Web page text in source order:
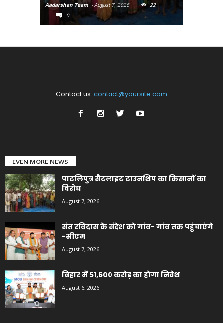
Aadarshan Team - August 7, 2026
22
0
Contact us: contact@yoursite.com
EVEN MORE NEWS
पाटलिपुत्र सैटलाइट टाउनशिप का किसानों का
विरोध
August 7, 2026
संत रविदास के संदेश को गांव- गांव तक पहुंचाएंगे
-सीएम
August 7, 2026
बिहार में 51,600 करोड़ का होगा निवेश
August 6, 2026